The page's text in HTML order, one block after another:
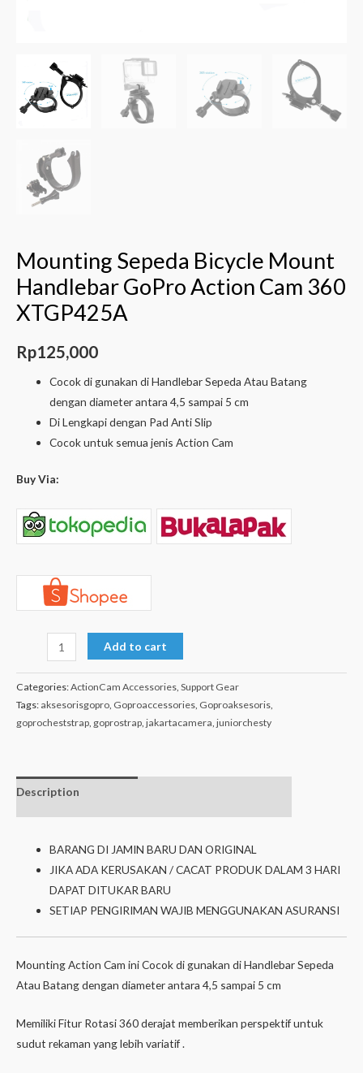
Mounting Sepeda Bicycle Mount
Handlebar GoPro Action Cam 360
XTGP425A
Rp125,000
Cocok di gunakan di Handlebar Sepeda Atau Batang
dengan diameter antara 4,5 sampai 5 cm
Di Lengkapi dengan Pad Anti Slip
Cocok untuk semua jenis Action Cam
Buy Via:
Add to cart
Categories:ActionCam Accessories Support Gear
Tags: aksesorisgopro Goproaccessories Goproaksesoris
goprocheststrap goprostrap jakartacamera juniorchesty
Description
BARANG DI JAMIN BARU DAN ORIGINAL
JIKA ADA KERUSAKAN / CACAT PRODUK DALAM 3 HARI
DAPAT DITUKAR BARU
SETIAP PENGIRIMAN WAJIB MENGGUNAKAN ASURANSI
Mounting Action Cam ini Cocok di gunakan di Handlebar Sepeda
Atau Batang dengan diameter antara 4,5 sampai 5 cm
Memiliki Fitur Rotasi 360 derajat memberikan perspektif untuk
sudut rekaman yang lebih variatif .